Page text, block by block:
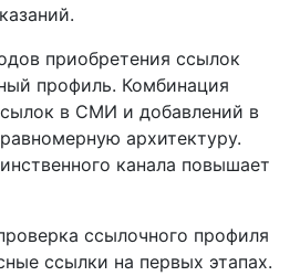
приобретения ссылок
профиль. Комбинация
в СМИ и добавлений в
архитектуру.
канала повышает
ссылочного профиля
ссылки на первых этапах.